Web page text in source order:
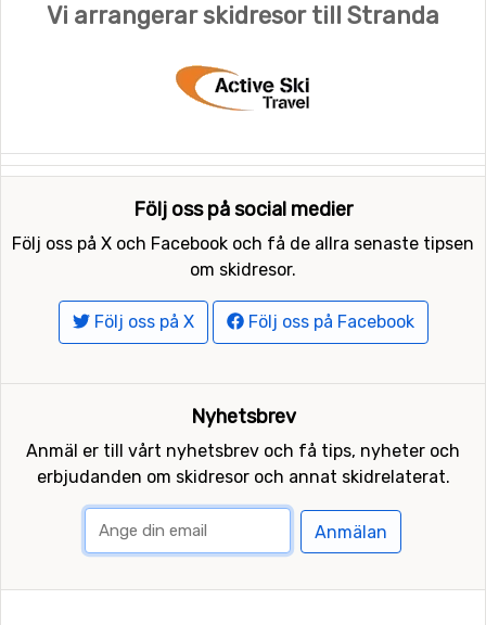
Vi arrangerar skidresor till Stranda
Följ oss på social medier
Följ oss på X och Facebook och få de allra senaste tipsen
om skidresor.
Följ oss på X Följ oss på Facebook
Nyhetsbrev
Anmäl er till vårt nyhetsbrev och få tips, nyheter och
erbjudanden om skidresor och annat skidrelaterat.
Anmälan